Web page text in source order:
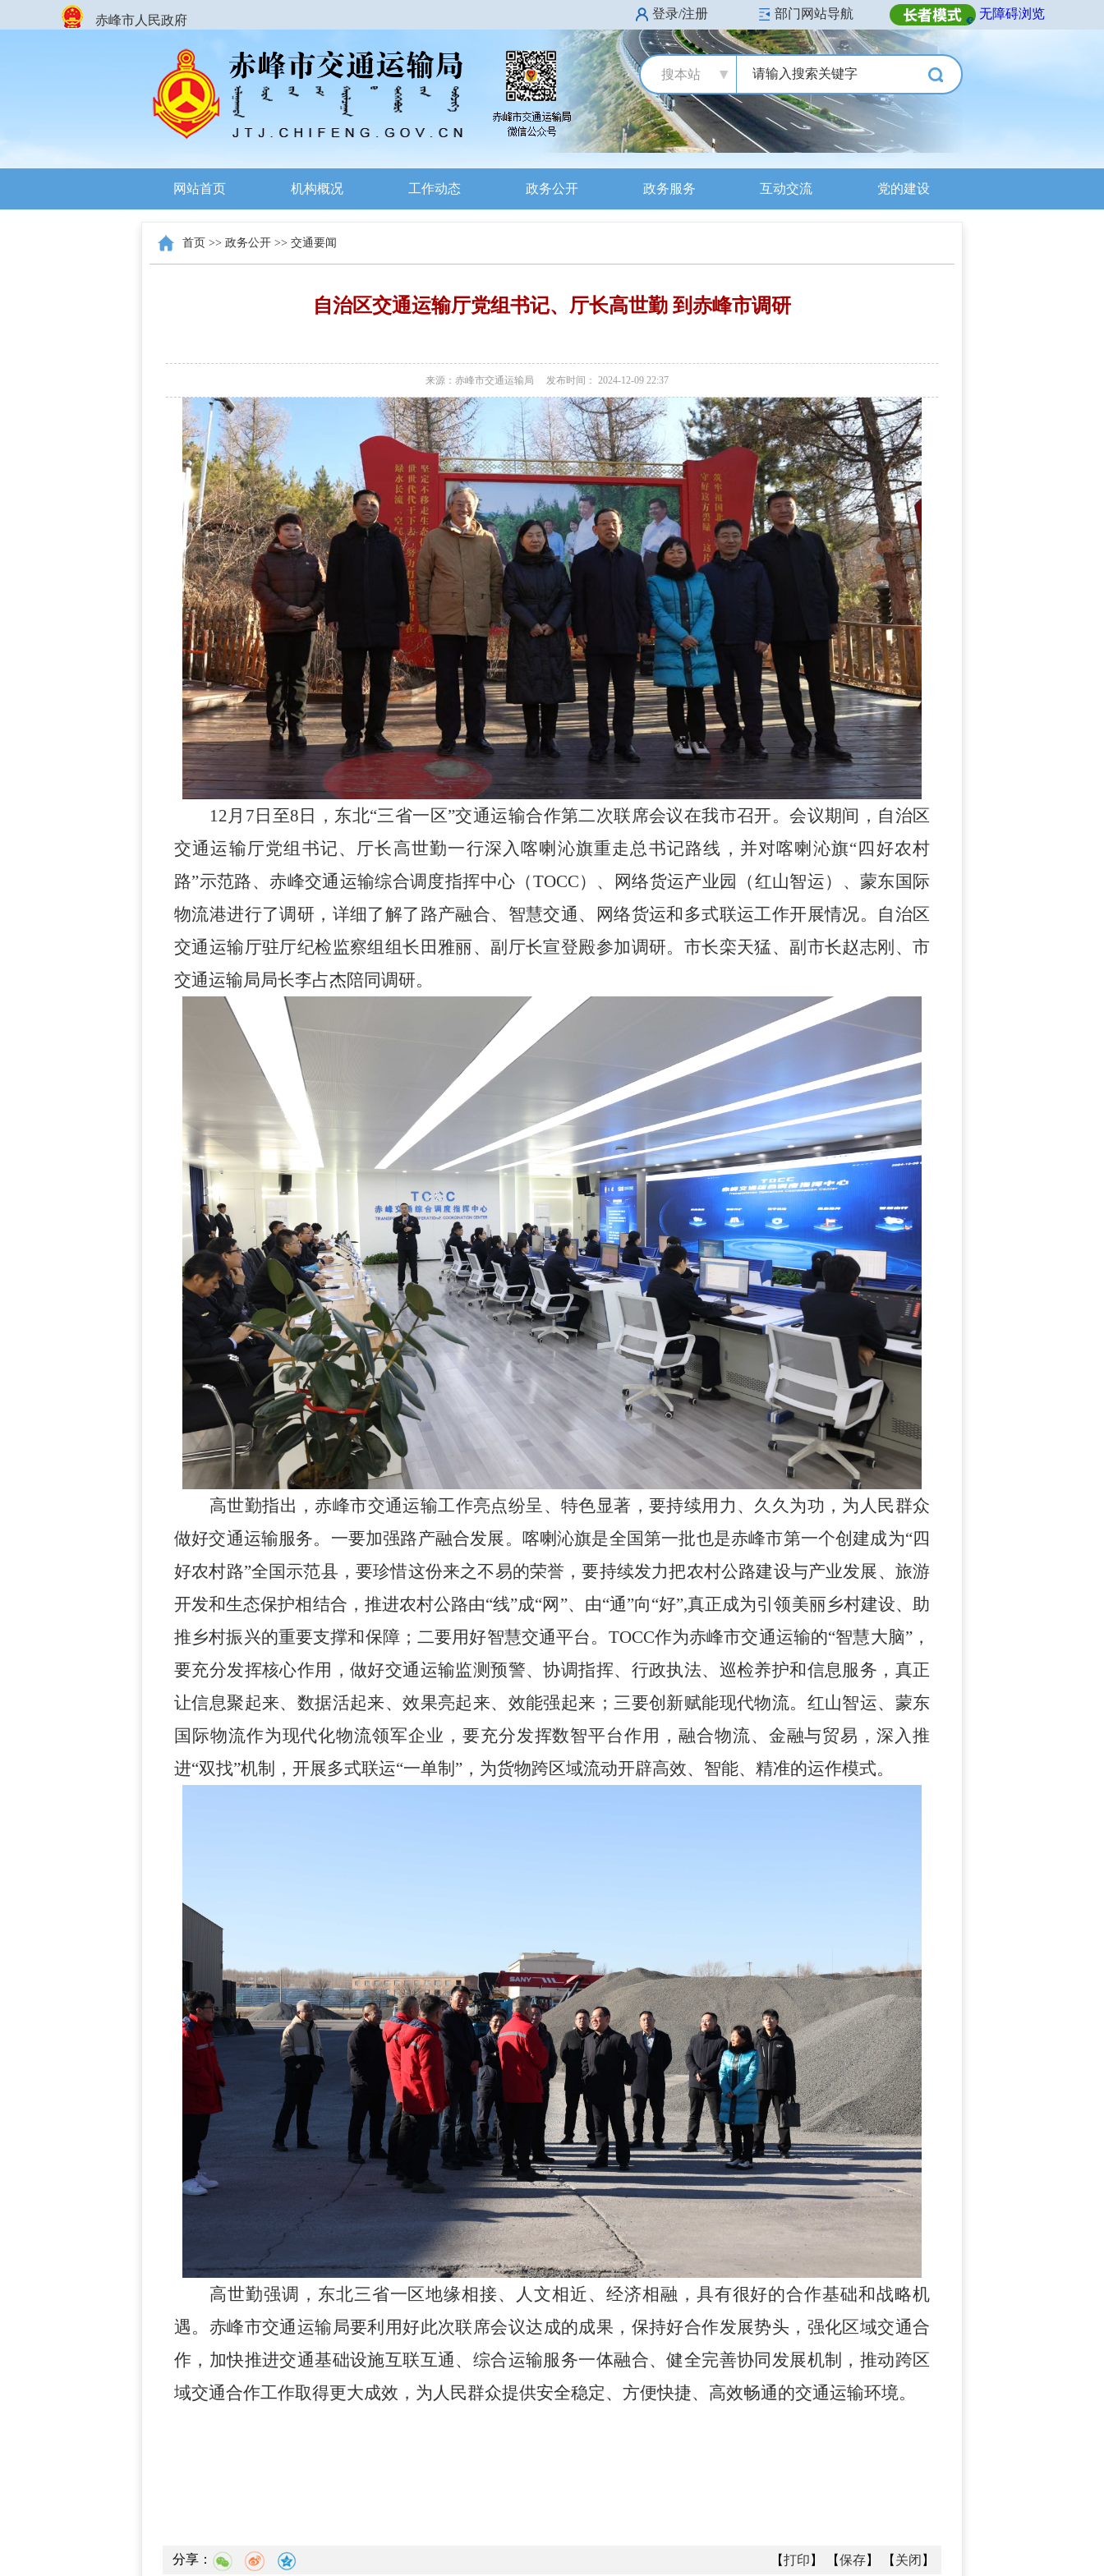
赤峰市人民政府 登录/注册 部门网站导航 无障碍浏览
搜本站
网站首页 机构概况 工作动态 政务公开 政务服务 互动交流 党的建设
首页 >> 政务公开 >> 交通要闻
自治区交通运输厅党组书记、厅长高世勤 到赤峰市调研
来源：赤峰市交通运输局 发布时间： 2024-12-09 22:37
12月7 日至8日 ， 东北“三省一区”交通运输合作第二次联席会议在我市召开。会议期间，自治区
交通运输厅党组书记、厅长高世勤一行深入喀喇沁旗重走总书记路线，并对喀喇沁旗“四好农村
路”示范路、赤峰交通运输综合调度指挥中心（TOCC）、网络货运产业园（红山智运）、蒙东国际
物流港进行了调研，详细了解了路产融合、智慧交通、网络货运和多式联运工作开展情况。自治区
交通运输厅驻厅纪检监察组组长田雅丽、副厅长宣登殿参加调研。市长栾天猛、副市长赵志刚、市
交通运输局局长李占杰陪同调研。
高世勤指出，赤峰市交通运输工作亮点纷呈、特色显著，要持续用力、久久为功，为人民群众
做好交通运输服务。 一要加强路产融合发展。 喀喇沁旗是全国第一批也是赤峰市第一个创建成为“四
好农村路”全国示范县，要珍惜这份来之不易的荣誉，要持续发力把农村公路建设与产业发展、旅游
开发和生态保护相结合，推进农村公路由“线”成“网”、由“通”向“好”,真正成为引领美丽乡村建设、助
推乡村振兴的重要支撑和保障； 二要用好智慧交通平台。 TOCC作为赤峰市交通运输的“智慧大脑”，
要充分发挥核心作用，做好交通运输监测预警、协调指挥、行政执法、巡检养护和信息服务， 真正
让信息聚起来、数据活起来、效果亮起来、效能强起来； 三要创新赋能现代物流。 红山智运、蒙东
国际物流作为现代化物流领军企业，要充分发挥数智平台作用，融合物流、金融与贸易，深入推
进“双找”机制，开展多式联运“一单制”， 为货物跨区域流动开辟高效、智能、精准的运作模式。
高世勤强调，东北三省一区地缘相接、人文相近、经济相融，具有很好的合作基础和战略机
遇。 赤峰市交通运输局要利用好此次联席会议达成的成果，保持好合作发展势头，强化区域交通合
作，加快推进交通基础设施互联互通、综合运输服务一体融合、健全完善协同发展机制，推动跨区
域交通合作工作取得更大成效， 为人民群众提供安全稳定、方便快捷、高效畅通的交通运输环境。
分享： 【打印 】 【保存】 【 关闭 】